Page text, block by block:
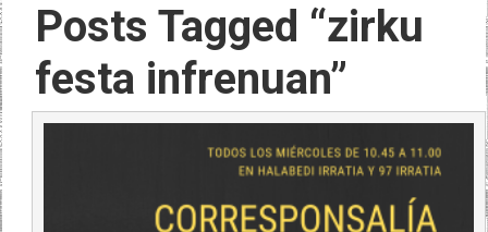
Posts Tagged “zirku
festa infrenuan”